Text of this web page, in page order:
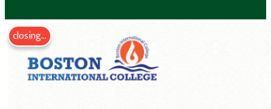
closing...